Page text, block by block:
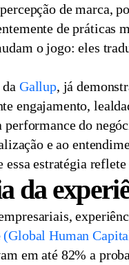
de marca,
de práticas
o jogo: eles
Gallup, já
engajamento,
do
e ao
essa estratégia
da
(Global Human
em até 82% a